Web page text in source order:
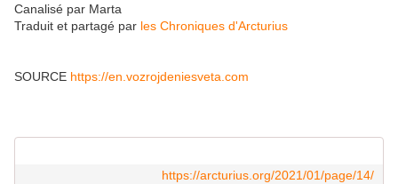
Canalisé par Marta
Traduit et partagé par les Chroniques d'Arcturius
SOURCE https://en.vozrojdeniesveta.com
https://arcturius.org/2021/01/page/14/